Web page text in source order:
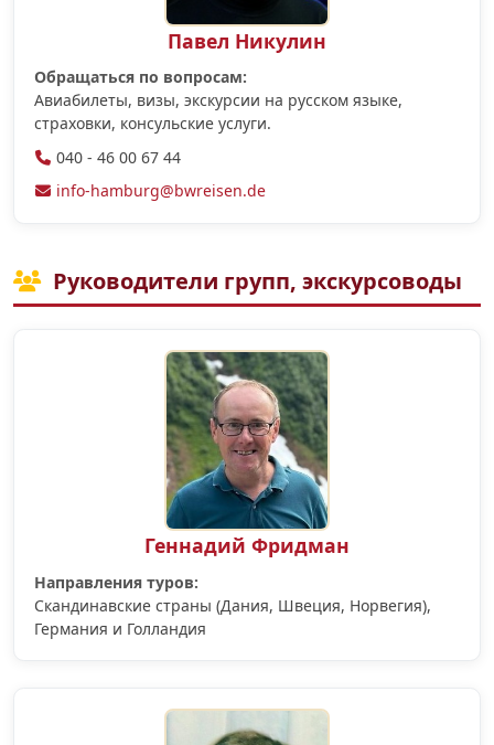
Павел Никулин
Обращаться по вопросам:
Авиабилеты, визы, экскурсии на русском языке,
страховки, консульские услуги.
040 - 46 00 67 44
info-hamburg@bwreisen.de
Руководители групп, экскурсоводы
Геннадий Фридман
Направления туров:
Скандинавские страны (Дания, Швеция, Норвегия),
Германия и Голландия